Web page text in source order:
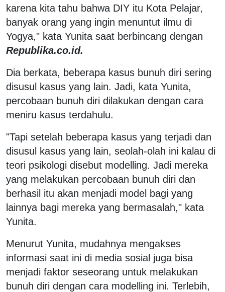
karena kita tahu bahwa DIY itu Kota Pelajar,
banyak orang yang ingin menuntut ilmu di
Yogya," kata Yunita saat berbincang dengan
Republika.co.id.
Dia berkata, beberapa kasus bunuh diri sering
disusul kasus yang lain. Jadi, kata Yunita,
percobaan bunuh diri dilakukan dengan cara
meniru kasus terdahulu.
"Tapi setelah beberapa kasus yang terjadi dan
disusul kasus yang lain, seolah-olah ini kalau di
teori psikologi disebut modelling. Jadi mereka
yang melakukan percobaan bunuh diri dan
berhasil itu akan menjadi model bagi yang
lainnya bagi mereka yang bermasalah," kata
Yunita.
Menurut Yunita, mudahnya mengakses
informasi saat ini di media sosial juga bisa
menjadi faktor seseorang untuk melakukan
bunuh diri dengan cara modelling ini. Terlebih,